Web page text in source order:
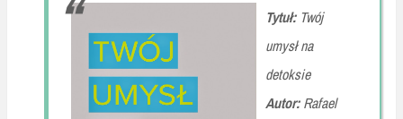
Tytuł:Twój
umysł na
detoksie
Autor:Rafael